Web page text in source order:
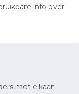
info over
met elkaar